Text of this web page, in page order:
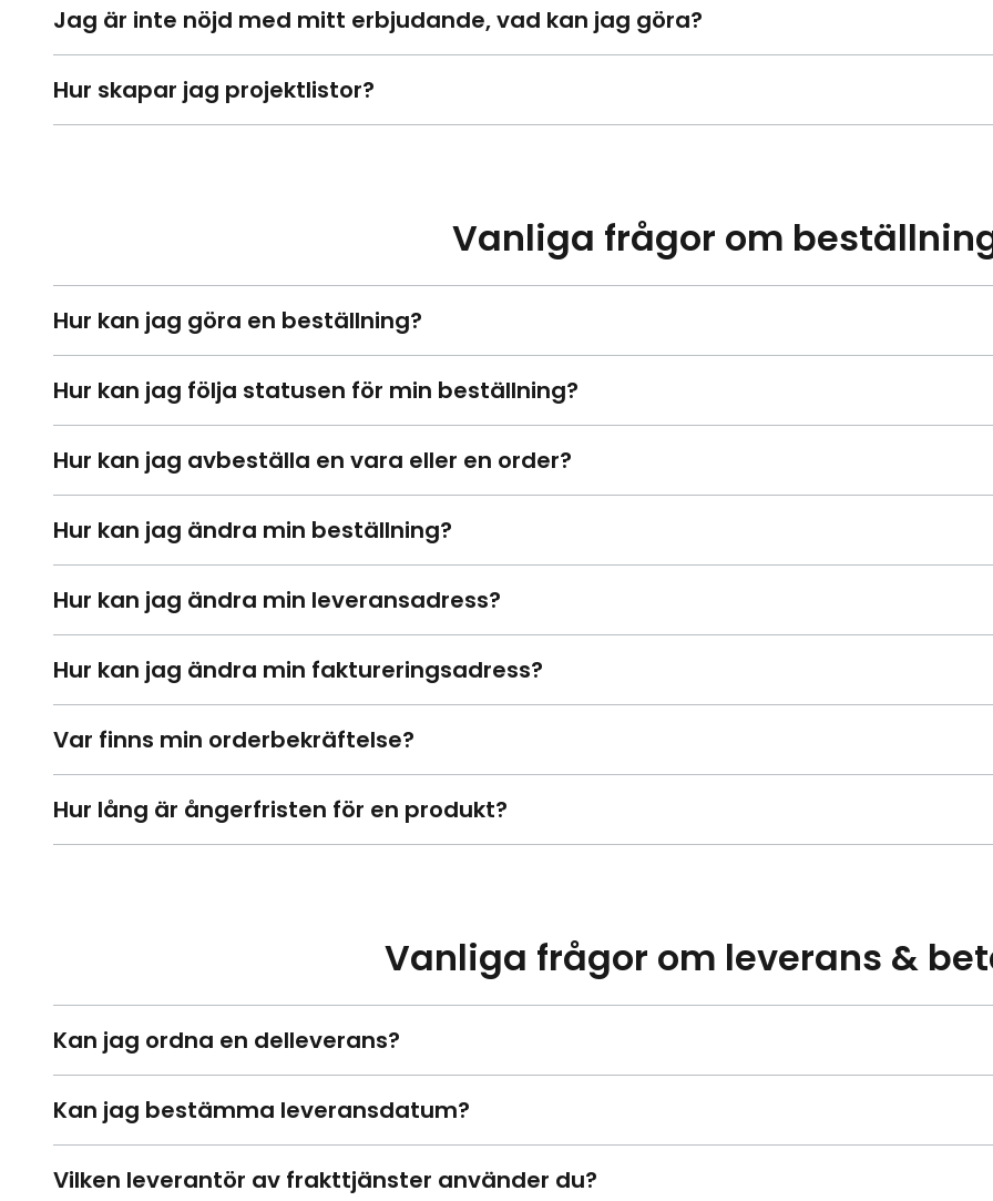
Jag är inte nöjd med mitt erbjudande, vad kan jag göra?
Hur skapar jag projektlistor?
Vanliga frågor om
Hur kan jag göra en beställning?
Hur kan jag följa statusen för min beställning?
Hur kan jag avbeställa en vara eller en order?
Hur kan jag ändra min beställning?
Hur kan jag ändra min leveransadress?
Hur kan jag ändra min faktureringsadress?
Var finns min orderbekräftelse?
Hur lång är ångerfristen för en produkt?
Vanliga frågor om leverans &
Kan jag ordna en delleverans?
Kan jag bestämma leveransdatum?
Vilken leverantör av frakttjänster använder du?